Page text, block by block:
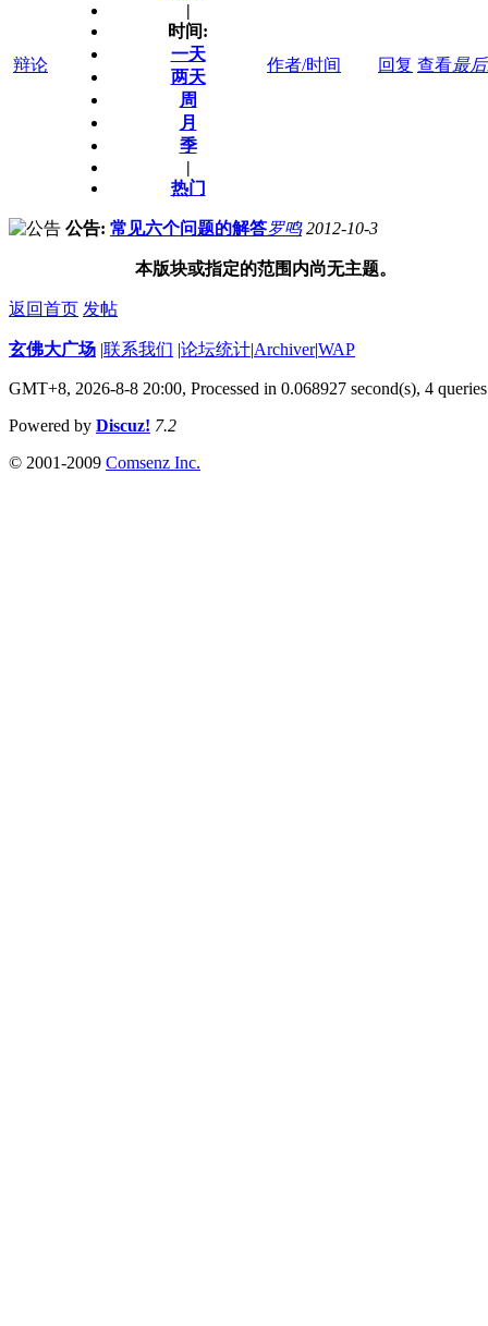
辩论
|
时间:
一天
两天
周
月
季
|
热门
作者/时间 回复 查看最
公告: 常见六个问题的解答罗鸣 2012-10-3
本版块或指定的范围内尚无主题。
返回首页 发帖
玄佛大广场 |联系我们 |论坛统计|Archiver|WAP
GMT+8, 2026-8-8 20:00, Processed in 0.068927 second(s), 4 queries
Powered by Discuz! 7.2
© 2001-2009 Comsenz Inc.